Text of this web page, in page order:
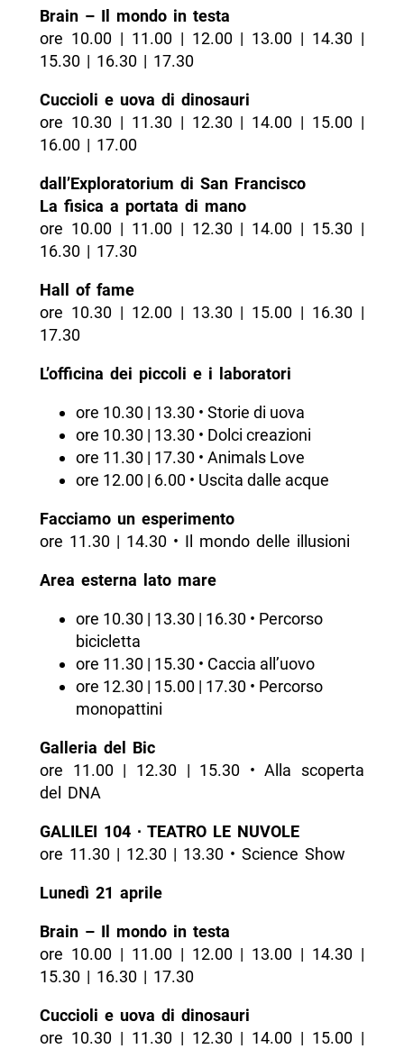
Brain – Il mondo in testa
ore 10.00 | 11.00 | 12.00 | 13.00 | 14.30 |
15.30 | 16.30 | 17.30
Cuccioli e uova di dinosauri
ore 10.30 | 11.30 | 12.30 | 14.00 | 15.00 |
16.00 | 17.00
dall’Exploratorium di San Francisco
La fisica a portata di mano
ore 10.00 | 11.00 | 12.30 | 14.00 | 15.30 |
16.30 | 17.30
Hall of fame
ore 10.30 | 12.00 | 13.30 | 15.00 | 16.30 |
17.30
L’officina dei piccoli e i laboratori
ore 10.30 | 13.30 • Storie di uova
ore 10.30 | 13.30 • Dolci creazioni
ore 11.30 | 17.30 • Animals Love
ore 12.00 | 6.00 • Uscita dalle acque
Facciamo un esperimento
ore 11.30 | 14.30 • Il mondo delle illusioni
Area esterna lato mare
ore 10.30 | 13.30 | 16.30 • Percorso
bicicletta
ore 11.30 | 15.30 • Caccia all’uovo
ore 12.30 | 15.00 | 17.30 • Percorso
monopattini
Galleria del Bic
ore 11.00 | 12.30 | 15.30 • Alla scoperta
del DNA
GALILEI 104 ∙ TEATRO LE NUVOLE
ore 11.30 | 12.30 | 13.30 • Science Show
Lunedì 21 aprile
Brain – Il mondo in testa
ore 10.00 | 11.00 | 12.00 | 13.00 | 14.30 |
15.30 | 16.30 | 17.30
Cuccioli e uova di dinosauri
ore 10.30 | 11.30 | 12.30 | 14.00 | 15.00 |